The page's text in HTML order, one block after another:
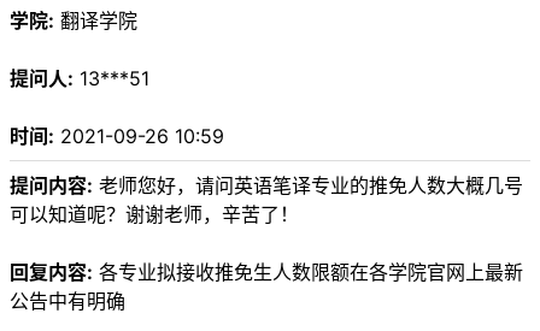
学院: 翻译学院
提问人: 13***51
时间: 2021-09-26 10:59
提问内容: 老师您好，请问英语笔译专业的推免人数大概几号
可以知道呢？谢谢老师，辛苦了！
回复内容: 各专业拟接收推免生人数限额在各学院官网上最新
公告中有明确